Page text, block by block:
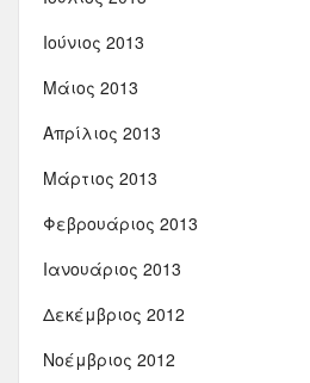
Ιούνιος 2013
Μάιος 2013
Απρίλιος 2013
Μάρτιος 2013
Φεβρουάριος 2013
Ιανουάριος 2013
Δεκέμβριος 2012
Νοέμβριος 2012